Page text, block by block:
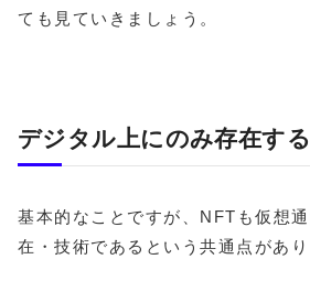
ても見ていきましょう。
デジタル上にのみ存在する
基本的なことですが、NFTも仮想
在・技術であるという共通点があり